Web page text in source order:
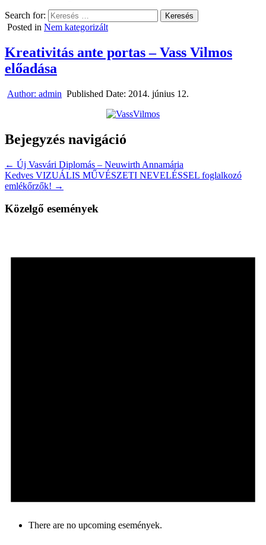
Search for:
Posted in Nem kategorizált
Kreativitás ante portas – Vass Vilmos
előadása
Author: admin Published Date: 2014. június 12.
Bejegyzés navigáció
← Új Vasvári Diplomás – Neuwirth Annamária
Kedves VIZUÁLIS MŰVÉSZETI NEVELÉSSEL foglalkozó
emlékőrzők! →
Közelgő események
There are no upcoming események.